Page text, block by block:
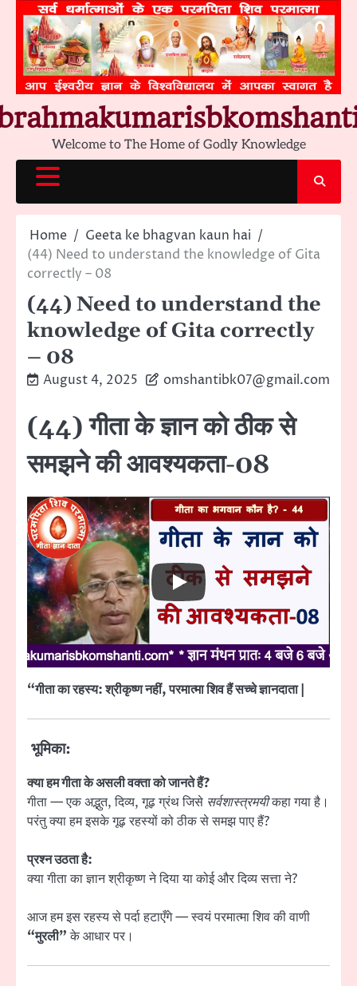
content
Welcome to The Home of Godly Knowledge
Home
Geeta ke bhagvan kaun hai
(44) Need to understand the knowledge of Gita
correctly – 08
(44) Need to understand the
knowledge of Gita correctly
– 08
August 4, 2025 omshantibk07@gmail.com
(44) गीता के ज्ञान को ठीक से
समझने की आवश्यकता-08
“गीता का रहस्य: श्रीकृष्ण नहीं, परमात्मा शिव हैं सच्चे ज्ञानदाता |
भूमिका:
क्या हम गीता के असली वक्ता को जानते हैं?
गीता — एक अद्भुत, दिव्य, गूढ़ ग्रंथ जिसे सर्वशास्त्रमयीकहा गया है।
परंतु क्या हम इसके गूढ़ रहस्यों को ठीक से समझ पाए हैं?
प्रश्न उठता है:
क्या गीता का ज्ञान श्रीकृष्ण ने दिया या कोई और दिव्य सत्ता ने?
आज हम इस रहस्य से पर्दा हटाएँगे — स्वयं परमात्मा शिव की वाणी
“मुरली”के आधार पर।